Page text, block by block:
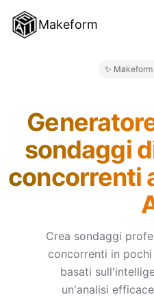
Makeform
BLOG
ACCEDI
✨
sondaggi
concorrenti
Crea sondaggi
concorrenti in
basati
un'analisi